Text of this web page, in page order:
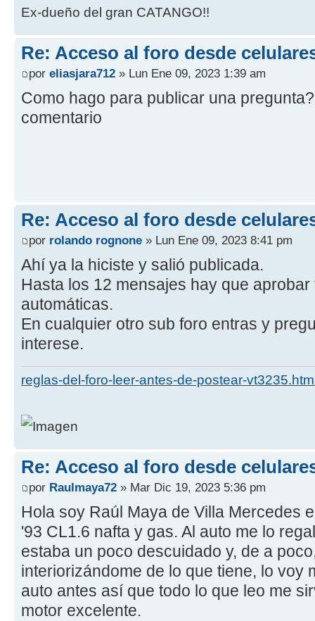
Ex-dueño del gran CATANGO!!
Re: Acceso al foro desde
por eliasjara712 » Lun Ene 09, 2023 1:39 am
Como hago para publicar una
comentario
Re: Acceso al foro desde
por rolando rognone » Lun Ene 09, 2023 8:41 pm
Ahí ya la hiciste y salió publicada.
Hasta los 12 mensajes hay que
automáticas.
En cualquier otro sub foro entras y
interese.
reglas-del-foro-leer-antes-de-postear-
Re: Acceso al foro desde
por Raulmaya72 » Mar Dic 19, 2023 5:36 pm
Hola soy Raúl Maya de Villa Mercedes
'93 CL1.6 nafta y gas. Al auto me lo
estaba un poco descuidado y, de a
interiorizándome de lo que tiene, lo voy
auto antes así que todo lo que leo me
motor excelente.